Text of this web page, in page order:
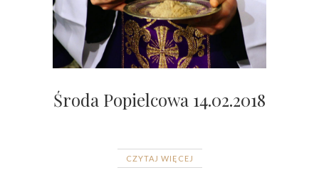
Środa Popielcowa 14.02.2018
CZYTAJ WIĘCEJ